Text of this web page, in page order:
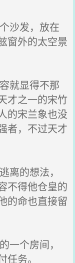
沙发，放在
窗外的太空景
就显得不那
才之一的宋竹
的宋兰象也没
者，不过天才
的想法，
不得他仓皇的
的命也直接留
个房间，
务。